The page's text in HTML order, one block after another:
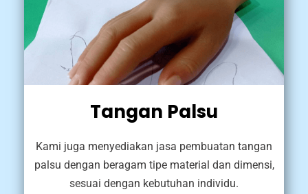
Tangan Palsu
Kami juga menyediakan jasa pembuatan tangan
palsu dengan beragam tipe material dan dimensi,
sesuai dengan kebutuhan individu.